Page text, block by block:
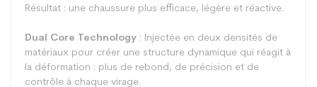
Résultat : une chaussure plus efficace, légère et réactive.
Dual Core Technology : Injectée en deux densités de
matériaux pour créer une structure dynamique qui réagit à
la déformation : plus de rebond, de précision et de
contrôle à chaque virage.